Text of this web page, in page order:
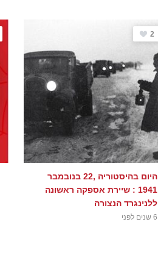
2
היום בהיסטוריה ,22 בנובמבר
1941 : שיירת אספקה ראשונה
ללנינגרד הנצורה
6 שנים לפני